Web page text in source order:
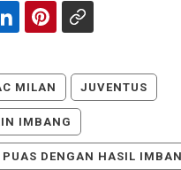
MILAN JUVENTUS
IMBANG
DENGAN HASIL